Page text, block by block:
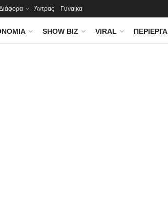
Άντρας Γυναίκα
SHOW BIZ VIRAL ΠΕΡΊΕΡΓΑ